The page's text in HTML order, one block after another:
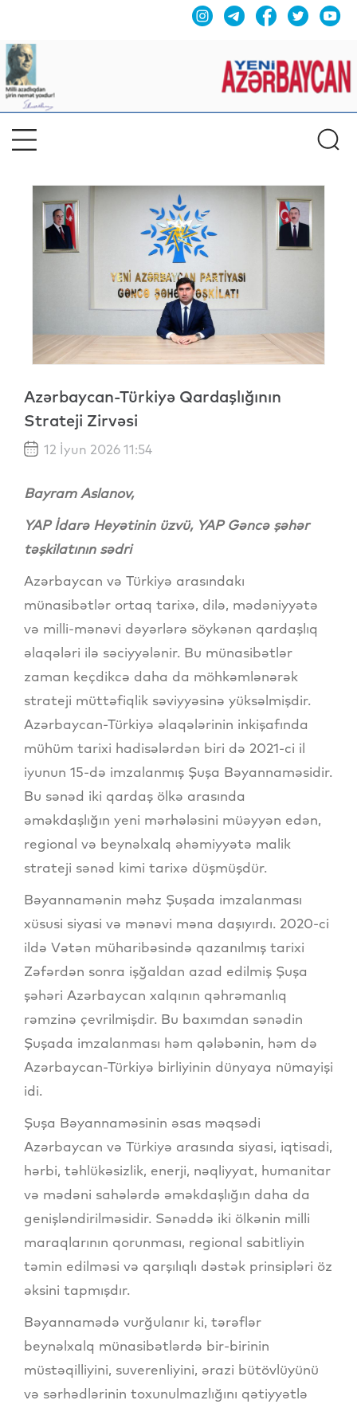
Azərbaycan-Türkiyə Qardaşlığının
Strateji Zirvəsi
12 İyun 2026 11:54
Bayram Aslanov,
YAP İdarə Heyətinin üzvü, YAP Gəncə şəhər
təşkilatının sədri
Azərbaycan və Türkiyə arasındakı
münasibətlər ortaq tarixə, dilə, mədəniyyətə
və milli-mənəvi dəyərlərə söykənən qardaşlıq
əlaqələri ilə səciyyələnir. Bu münasibətlər
zaman keçdikcə daha da möhkəmlənərək
strateji müttəfiqlik səviyyəsinə yüksəlmişdir.
Azərbaycan-Türkiyə əlaqələrinin inkişafında
mühüm tarixi hadisələrdən biri də 2021-ci il
iyunun 15-də imzalanmış Şuşa Bəyannaməsidir.
Bu sənəd iki qardaş ölkə arasında
əməkdaşlığın yeni mərhələsini müəyyən edən,
regional və beynəlxalq əhəmiyyətə malik
strateji sənəd kimi tarixə düşmüşdür.
Bəyannamənin məhz Şuşada imzalanması
xüsusi siyasi və mənəvi məna daşıyırdı. 2020-ci
ildə Vətən müharibəsində qazanılmış tarixi
Zəfərdən sonra işğaldan azad edilmiş Şuşa
şəhəri Azərbaycan xalqının qəhrəmanlıq
rəmzinə çevrilmişdir. Bu baxımdan sənədin
Şuşada imzalanması həm qələbənin, həm də
Azərbaycan-Türkiyə birliyinin dünyaya nümayişi
idi.
Şuşa Bəyannaməsinin əsas məqsədi
Azərbaycan və Türkiyə arasında siyasi, iqtisadi,
hərbi, təhlükəsizlik, enerji, nəqliyyat, humanitar
və mədəni sahələrdə əməkdaşlığın daha da
genişləndirilməsidir. Sənəddə iki ölkənin milli
maraqlarının qorunması, regional sabitliyin
təmin edilməsi və qarşılıqlı dəstək prinsipləri öz
əksini tapmışdır.
Bəyannamədə vurğulanır ki, tərəflər
beynəlxalq münasibətlərdə bir-birinin
müstəqilliyini, suverenliyini, ərazi bütövlüyünü
və sərhədlərinin toxunulmazlığını qətiyyətlə